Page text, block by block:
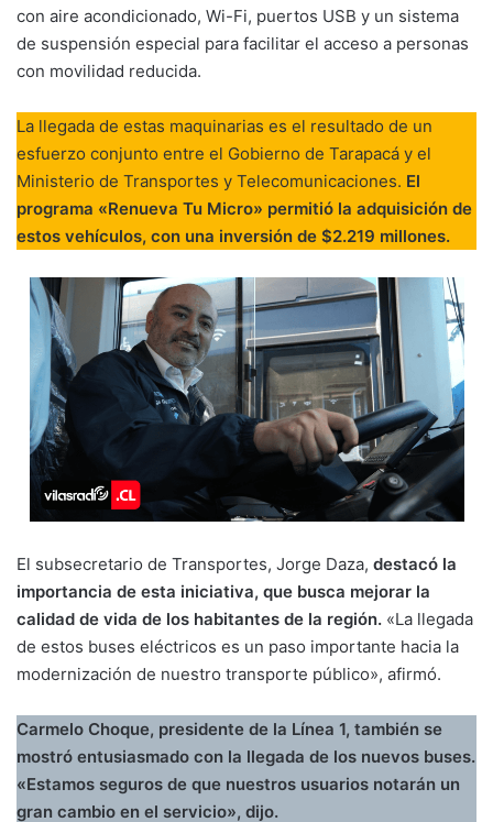
con aire acondicionado, Wi-Fi, puertos USB y un sistema
de suspensión especial para facilitar el acceso a personas
con movilidad reducida.
La llegada de estas maquinarias es el resultado de un
esfuerzo conjunto entre el Gobierno de Tarapacá y el
Ministerio de Transportes y Telecomunicaciones. El
programa «Renueva Tu Micro» permitió la adquisición de
estos vehículos, con una inversión de $2.219 millones.
El subsecretario de Transportes, Jorge Daza, destacó la
importancia de esta iniciativa, que busca mejorar la
calidad de vida de los habitantes de la región. «La llegada
de estos buses eléctricos es un paso importante hacia la
modernización de nuestro transporte público», afirmó.
Carmelo Choque, presidente de la Línea 1, también se
mostró entusiasmado con la llegada de los nuevos buses.
«Estamos seguros de que nuestros usuarios notarán un
gran cambio en el servicio», dijo.